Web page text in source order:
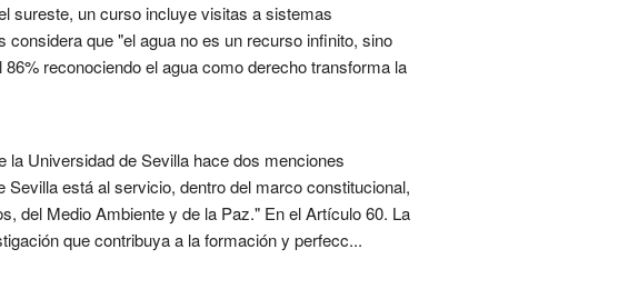
sureste, un curso incluye visitas a sistemas
que "el agua no es un recurso infinito, sino
reconociendo el agua como derecho transforma la
Universidad de Sevilla hace dos menciones
está al servicio, dentro del marco constitucional,
del Medio Ambiente y de la Paz." En el Artículo 60. La
que contribuya a la formación y perfecc...